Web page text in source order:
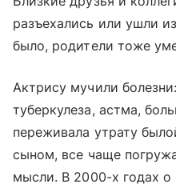
разъехались или ушли
было, родители тоже
Актрису мучили
туберкулеза, астма,
переживала утрату
сыном, все чаще
мысли. В 2000-х годах